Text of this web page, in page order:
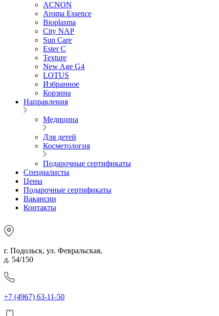
ACNON
Aroma Essence
Bioplasma
City NAP
Sun Care
Ester C
Texture
New Age G4
LOTUS
Избранное
Корзина
Направления
Медицина
Для детей
Косметология
Подарочные сертификаты
Специалисты
Цены
Подарочные сертификаты
Вакансии
Контакты
г. Подольск, ул. Февральская,
д. 54/150
+7 (4967) 63-11-50